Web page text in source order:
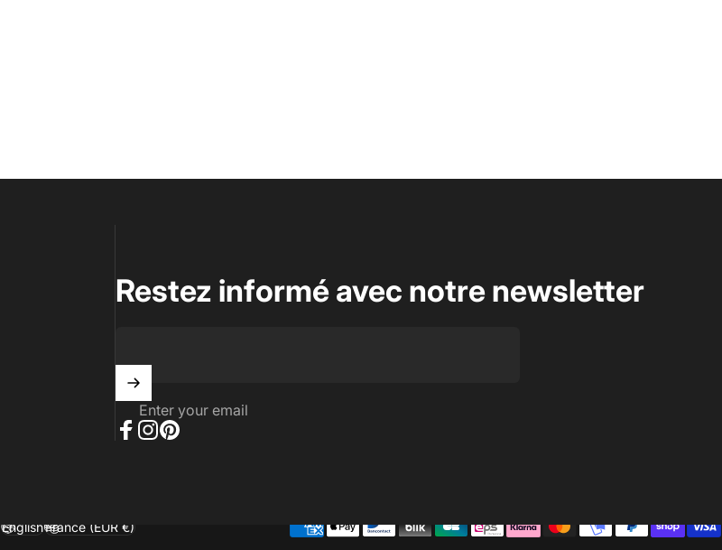
Restez informé avec notre newsletter
Enter your email
Language
EnglishCountry/region
France (EUR €)